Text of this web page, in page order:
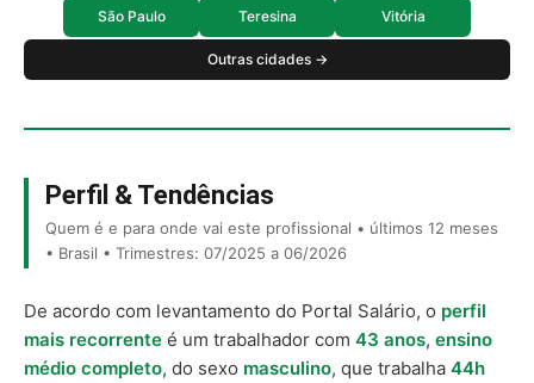
São Paulo Teresina Vitória
Outras cidades →
Perfil & Tendências
Quem é e para onde vai este profissional • últimos 12 meses
• Brasil • Trimestres: 07/2025 a 06/2026
De acordo com levantamento do Portal Salário, o perfil
mais recorrente é um trabalhador com 43 anos, ensino
médio completo, do sexo masculino, que trabalha 44h